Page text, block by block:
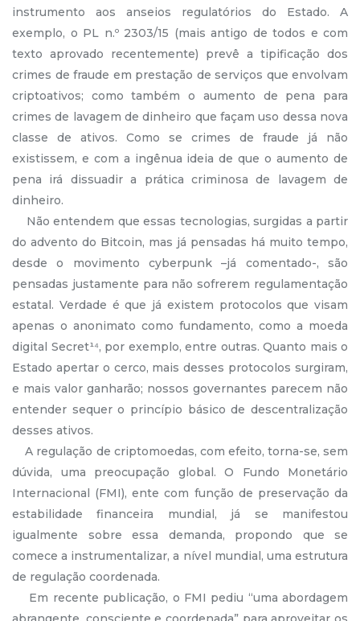
instrumento aos anseios regulatórios do Estado. A
exemplo, o PL n.º 2303/15 (mais antigo de todos e com
texto aprovado recentemente) prevê a tipificação dos
crimes de fraude em prestação de serviços que envolvam
criptoativos; como também o aumento de pena para
crimes de lavagem de dinheiro que façam uso dessa nova
classe de ativos. Como se crimes de fraude já não
existissem, e com a ingênua ideia de que o aumento de
pena irá dissuadir a prática criminosa de lavagem de
dinheiro.
Não entendem que essas tecnologias, surgidas a partir
do advento do Bitcoin, mas já pensadas há muito tempo,
desde o movimento cyberpunk –já comentado-, são
pensadas justamente para não sofrerem regulamentação
estatal. Verdade é que já existem protocolos que visam
apenas o anonimato como fundamento, como a moeda
digital Secret¹⁴, por exemplo, entre outras. Quanto mais o
Estado apertar o cerco, mais desses protocolos surgiram,
e mais valor ganharão; nossos governantes parecem não
entender sequer o princípio básico de descentralização
desses ativos.
A regulação de criptomoedas, com efeito, torna-se, sem
dúvida, uma preocupação global. O Fundo Monetário
Internacional (FMI), ente com função de preservação da
estabilidade financeira mundial, já se manifestou
igualmente sobre essa demanda, propondo que se
comece a instrumentalizar, a nível mundial, uma estrutura
de regulação coordenada.
Em recente publicação, o FMI pediu “uma abordagem